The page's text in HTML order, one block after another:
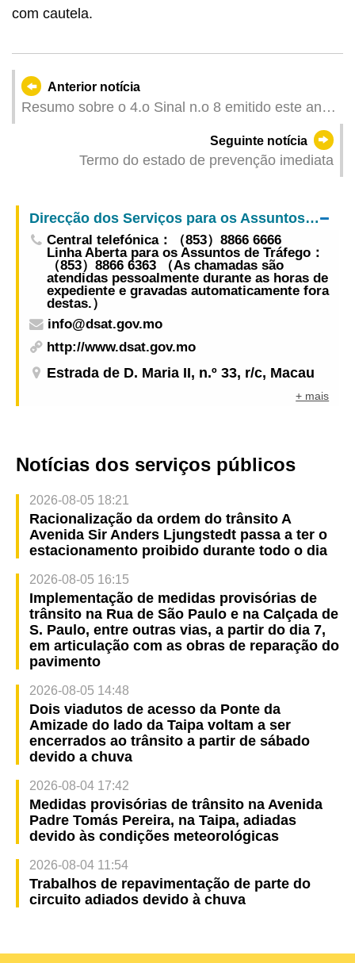
com cautela.
Anterior notícia
Resumo sobre o 4.o Sinal n.o 8 emitido este ano,
Seguinte notícia
Termo do estado de prevenção imediata
Direcção dos Serviços para os Assuntos de Tráfego
Central telefónica：（853）8866 6666
Linha Aberta para os Assuntos de Tráfego：
（853）8866 6363 （As chamadas são
atendidas pessoalmente durante as horas de
expediente e gravadas automaticamente fora
destas.）
info@dsat.gov.mo
http://www.dsat.gov.mo
Estrada de D. Maria II, n.º 33, r/c, Macau
+ mais
Notícias dos serviços públicos
2026-08-05 18:21
Racionalização da ordem do trânsito A
Avenida Sir Anders Ljungstedt passa a ter o
estacionamento proibido durante todo o dia
2026-08-05 16:15
Implementação de medidas provisórias de
trânsito na Rua de São Paulo e na Calçada de
S. Paulo, entre outras vias, a partir do dia 7,
em articulação com as obras de reparação do
pavimento
2026-08-05 14:48
Dois viadutos de acesso da Ponte da
Amizade do lado da Taipa voltam a ser
encerrados ao trânsito a partir de sábado
devido a chuva
2026-08-04 17:42
Medidas provisórias de trânsito na Avenida
Padre Tomás Pereira, na Taipa, adiadas
devido às condições meteorológicas
2026-08-04 11:54
Trabalhos de repavimentação de parte do
circuito adiados devido à chuva